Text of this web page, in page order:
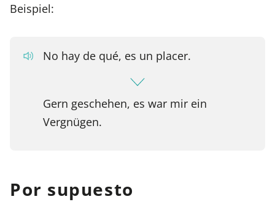
Beispiel:
No hay de qué, es un placer.
Gern geschehen, es war mir ein
Vergnügen.
Por supuesto